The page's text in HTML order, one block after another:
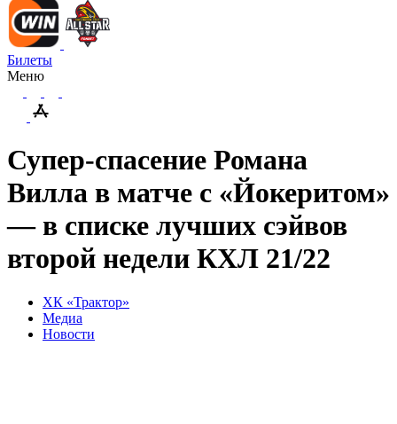
Билеты
Меню
Супер-спасение Романа
Вилла в матче с «Йокеритом»
— в списке лучших сэйвов
второй недели КХЛ 21/22
ХК «Трактор»
Медиа
Новости